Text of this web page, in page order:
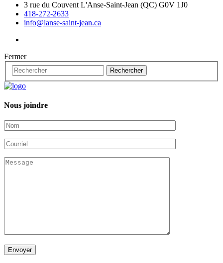
3 rue du Couvent L'Anse-Saint-Jean (QC) G0V 1J0
418-272-2633
info@lanse-saint-jean.ca
Fermer
Nous joindre